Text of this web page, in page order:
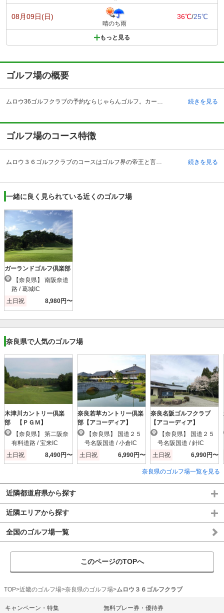
08月09日(日)
晴のち雨
36℃/25℃
もっと見る
ゴルフ場の概要
ムロウ36ゴルフクラブの予約ならじゃらんゴルフ。カートの有無や利用税、キャンセル料、ナイター設備、駐車場などのコース情報はもちろん、口コミ、フォトギャラリーなどコースの難易度や攻略に役立つ情報充実、予約する度にポイントが貯まるのでお得にゴルフをお楽しみ頂けます。 ムロウ３６ゴルフクラブは、奈良県宇陀市にあるゴルフ場です。名阪国道や名阪自動車道を使って関西圏から容易にアクセスすることができるゴルフ場です。例えば名阪国道の小倉インターチェンジからは約15分でゴルフ場まで来ることができ、名阪自動車道天理のインターチェンジから約30分となっています。中国地方や中部地方の人々もアクセスしやすいと評価されています。クラブハウス内のフロントや階段部分はとても明るく、天井が高いため広々とした雰囲気になっています。さらにクラブハウス内には複数のレストランを設けることによりそれぞれ異なる雰囲気で時間を過ごすことができます。また浴場にはサウナルームやラウンジもあり、ゴルフ後の疲れをいやすことができます。 続きを見る
ゴルフ場のコース特徴
ムロウ３６ゴルフクラブのコースはゴルフ界の帝王と言われたジャックニクラウスの設計によるゴルフ場です。世界中のトップクラスのゴルフプレーヤー、初心者であっても楽しむことができるコースとなっています。それぞれゴルフプレーヤーが持っている技術レベルに応じて楽しむことができ、上級者にとっては挑戦意欲を高めるようなコースになっています。全体として自然の景観や樹木を生かした設計になっています。コースは2種類あり、宝池コースが18ホール、室生コースが18ホール、計36ホールとなっています。どちらもコースに戦略性と自然を生かした美しい設計を見ることができます。宝池コース13番ホールは豪快なティーショットを楽しむことができ、ショートカットでツーオンも可能になる名物ホールです。 続きを見る
一緒に良く見られている近くのゴルフ場
ガーランドゴルフ倶楽部
路 / 葛城IC
土日祝
8,980円〜
奈良県で人気のゴルフ場
木津川カントリー倶楽
部 【ＰＧＭ】
有料道路 / 宝来IC
土日祝
8,490円〜
奈良若草カントリー倶楽
部【アコーディア】
号名阪国道 / 小倉IC
土日祝
6,990円〜
奈良名阪ゴルフクラブ
【アコーディア】
号名阪国道 / 針IC
土日祝
6,990円〜
奈良県のゴルフ場一覧を見る
近隣都道府県から探す
近隣エリアから探す
全国のゴルフ場一覧
このページのTOPへ
TOP 近畿のゴルフ場 奈良県のゴルフ場 ムロウ３６ゴルフクラブ
キャンペーン・特集 無料プレー券・優待券